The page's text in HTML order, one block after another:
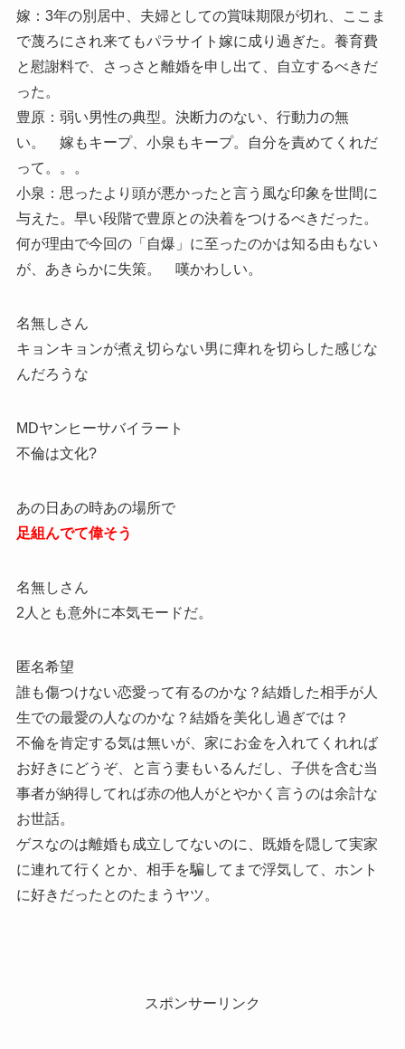
嫁：3年の別居中、夫婦としての賞味期限が切れ、ここま
で蔑ろにされ来てもパラサイト嫁に成り過ぎた。養育費
と慰謝料で、さっさと離婚を申し出て、自立するべきだ
った。
豊原：弱い男性の典型。決断力のない、行動力の無
い。 嫁もキープ、小泉もキープ。自分を責めてくれだ
って。。。
小泉：思ったより頭が悪かったと言う風な印象を世間に
与えた。早い段階で豊原との決着をつけるべきだった。
何が理由で今回の「自爆」に至ったのかは知る由もない
が、あきらかに失策。 嘆かわしい。
名無しさん
キョンキョンが煮え切らない男に痺れを切らした感じな
んだろうな
MDヤンヒーサバイラート
不倫は文化?
あの日あの時あの場所で
足組んでて偉そう
名無しさん
2人とも意外に本気モードだ。
匿名希望
誰も傷つけない恋愛って有るのかな？結婚した相手が人
生での最愛の人なのかな？結婚を美化し過ぎでは？
不倫を肯定する気は無いが、家にお金を入れてくれれば
お好きにどうぞ、と言う妻もいるんだし、子供を含む当
事者が納得してれば赤の他人がとやかく言うのは余計な
お世話。
ゲスなのは離婚も成立してないのに、既婚を隠して実家
に連れて行くとか、相手を騙してまで浮気して、ホント
に好きだったとのたまうヤツ。
スポンサーリンク